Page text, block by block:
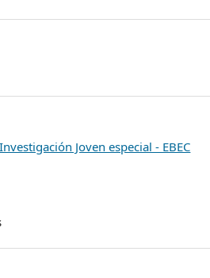
Joven especial - EBEC